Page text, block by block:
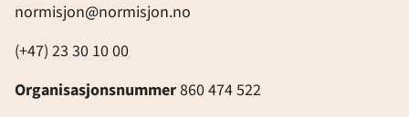
normisjon@normisjon.no
(+47) 23 30 10 00
Organisasjonsnummer860 474 522